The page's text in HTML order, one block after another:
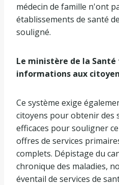
médecin de famille n'ont
établissements de santé
souligné.
Le ministère de la
informations aux
Ce système exige
citoyens pour obtenir des
efficaces pour souligner
offres de services
complets. Dépistage du
chronique des maladies,
éventail de services de